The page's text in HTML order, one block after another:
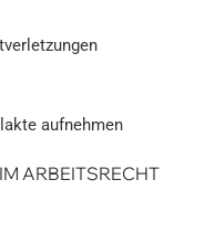
aufnehmen
ARBEITSRECHT